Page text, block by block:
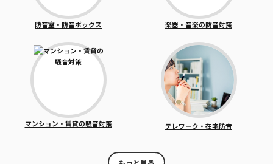
防音室・防音ボックス 楽器・音楽の防音対策
マンション・賃貸の騒音対策 テレワーク・在宅防音